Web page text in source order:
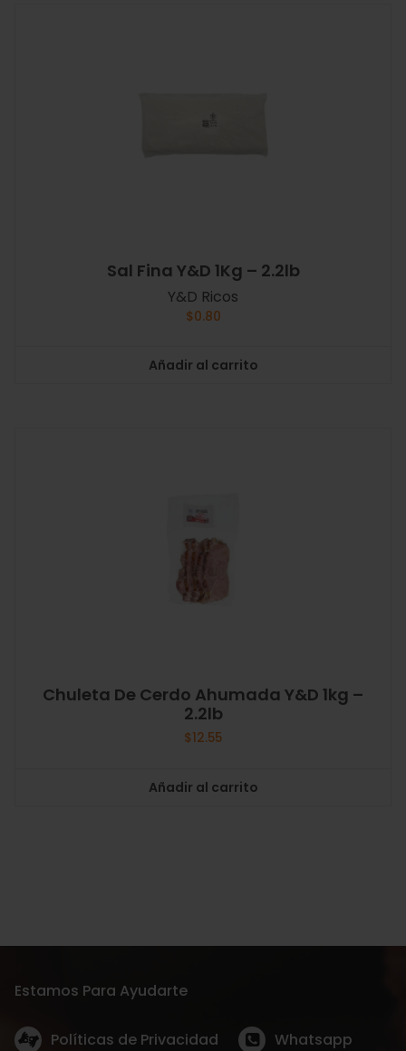
Sal Fina Y&D 1Kg – 2.2lb
Y&D Ricos
$0.80
Añadir al carrito
Chuleta De Cerdo Ahumada Y&D 1kg –
2.2lb
$12.55
Añadir al carrito
Estamos Para Ayudarte
Políticas de Privacidad Whatsapp